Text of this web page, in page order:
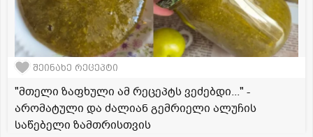
შეინახე რეცეპტი
"მთელი ზაფხული ამ რეცეპტს ვეძებდი..." -
არომატული და ძალიან გემრიელი ალუჩის
საწებელი ზამთრისთვის